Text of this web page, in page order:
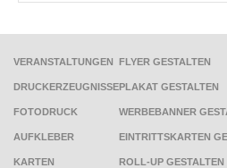
VERANSTALTUNGEN
DRUCKERZEUGNISSE
FOTODRUCK
AUFKLEBER
KARTEN
FLYER GESTALTEN
PLAKAT GESTALTEN
WERBEBANNER
EINTRITTSKARTEN
ROLL-UP GESTALTEN